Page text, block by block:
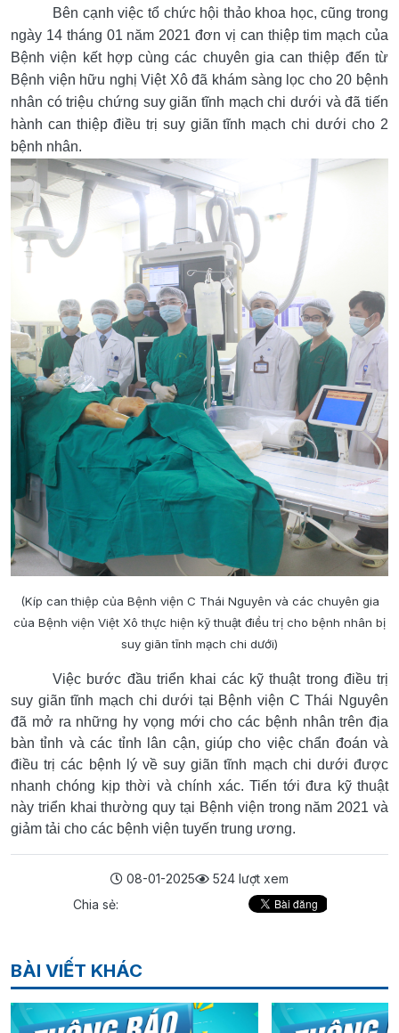
Bên cạnh việc tổ chức hội thảo khoa học, cũng trong
ngày 14 tháng 01 năm 2021 đơn vị can thiệp tim mạch của
Bệnh viện kết hợp cùng các chuyên gia can thiệp đến từ
Bệnh viện hữu nghị Việt Xô đã khám sàng lọc cho 20 bệnh
nhân có triệu chứng suy giãn tĩnh mạch chi dưới và đã tiến
hành can thiệp điều trị suy giãn tĩnh mạch chi dưới cho 2
bệnh nhân.
(Kíp can thiệp của Bệnh viện C Thái Nguyên và các chuyên gia
của Bệnh viện Việt Xô thực hiện kỹ thuật điều trị cho bệnh nhân bị
suy giãn tĩnh mạch chi dưới)
Việc bước đầu triển khai các kỹ thuật trong điều trị
suy giãn tĩnh mạch chi dưới tại Bệnh viện C Thái Nguyên
đã mở ra những hy vọng mới cho các bệnh nhân trên địa
bàn tỉnh và các tỉnh lân cận, giúp cho việc chẩn đoán và
điều trị các bệnh lý về suy giãn tĩnh mạch chi dưới được
nhanh chóng kịp thời và chính xác. Tiến tới đưa kỹ thuật
này triển khai thường quy tại Bệnh viện trong năm 2021 và
giảm tải cho các bệnh viện tuyến trung ương.
08-01-2025
524 lượt xem
Chia sẻ:
BÀI VIẾT KHÁC